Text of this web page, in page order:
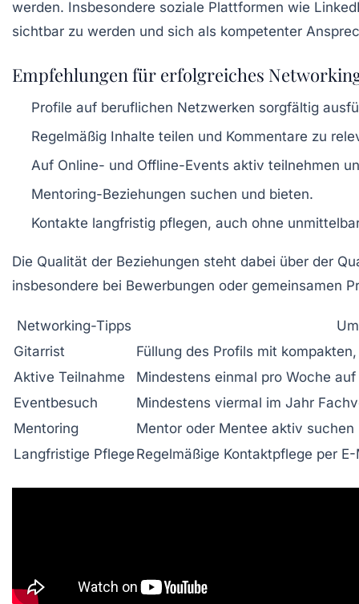
werden. Insbesondere soziale Plattformen wie
sichtbar zu werden und sich als kompetenter
Empfehlungen für erfolgreiches
Profile auf beruflichen Netzwerken sorgfältig
Regelmäßig Inhalte teilen und Kommentare zu
Auf Online- und Offline-Events aktiv teilnehmen
Mentoring-Beziehungen suchen und bieten.
Kontakte langfristig pflegen, auch ohne
Die Qualität der Beziehungen steht dabei über der
insbesondere bei Bewerbungen oder gemeinsamen
Networking-Tipps
Gitarrist
Füllung des Profils mit
Aktive Teilnahme
Mindestens einmal pro Woche
Eventbesuch
Mindestens viermal im Jahr
Mentoring
Mentor oder Mentee aktiv
Langfristige Pflege Regelmäßige Kontaktpflege per